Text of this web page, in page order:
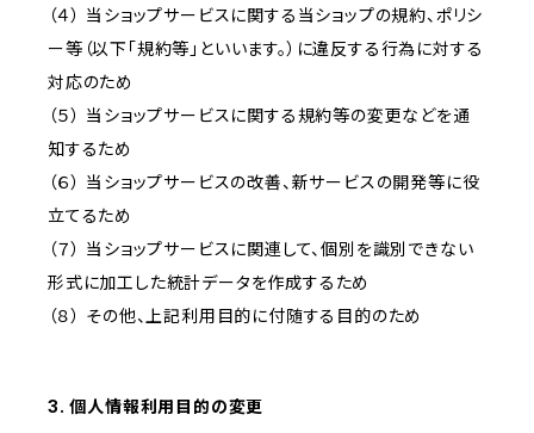
（４） 当ショップサービスに関する当ショップの規約、ポリシ
ー等（以下「規約等」といいます。）に違反する行為に対する
対応のため
（５） 当ショップサービスに関する規約等の変更などを通
知するため
（６） 当ショップサービスの改善、新サービスの開発等に役
立てるため
（７） 当ショップサービスに関連して、個別を識別できない
形式に加工した統計データを作成するため
（８） その他、上記利用目的に付随する目的のため
3. 個人情報利用目的の変更